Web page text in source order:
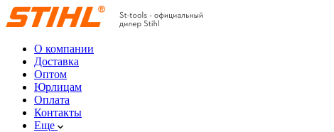
О компании
Доставка
Оптом
Юрлицам
Оплата
Контакты
Еще